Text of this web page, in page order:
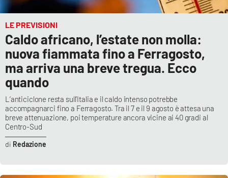
LE PREVISIONI
Caldo africano, l’estate non molla:
nuova fiammata fino a Ferragosto,
ma arriva una breve tregua. Ecco
quando
L’anticiclone resta sull’Italia e il caldo intenso potrebbe
accompagnarci fino a Ferragosto. Tra il 7 e il 9 agosto è attesa una
breve attenuazione, poi temperature ancora vicine ai 40 gradi al
Centro-Sud
Redazione